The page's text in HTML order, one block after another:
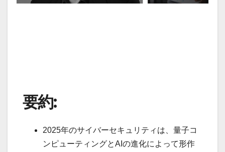
要約:
2025年のサイバーセキュリティは、量子コ
ンピューティングとAIの進化によって形作